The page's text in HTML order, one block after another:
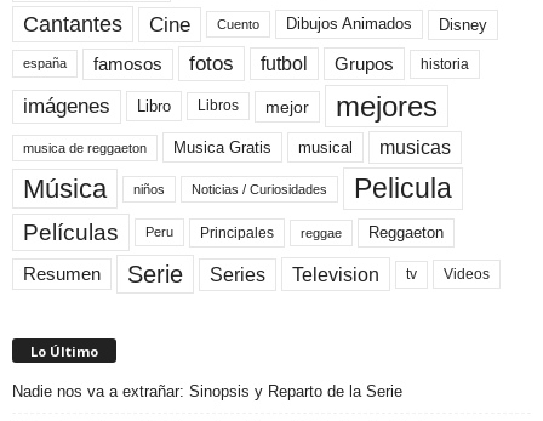
Cantantes Cine Cuento Dibujos Animados Disney
españa famosos fotos futbol Grupos historia
imágenes Libro Libros mejor mejores
musica de reggaeton Musica Gratis musical musicas
Música niños Noticias / Curiosidades Pelicula
Películas Peru Principales reggae Reggaeton
Resumen Serie Series Television tv Videos
Lo Último
Nadie nos va a extrañar: Sinopsis y Reparto de la Serie